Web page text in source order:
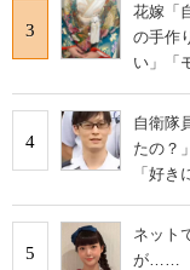
3
花嫁「
の手作
い」「
4
自衛隊
たの？
「好き
5
ネット
が……